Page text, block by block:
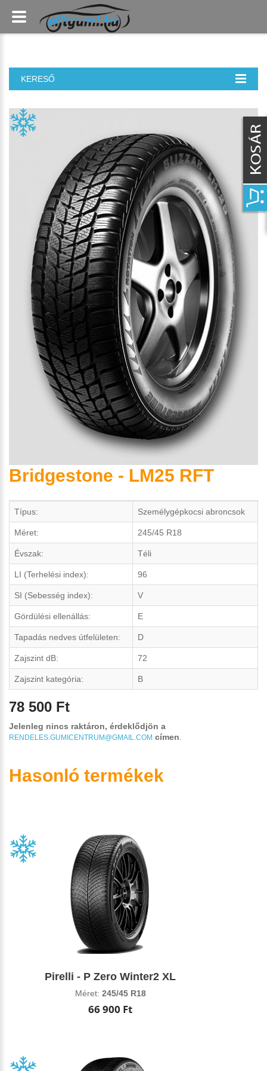
KERESŐ
Bridgestone - LM25 RFT
Típus: Személygépkocsi abroncsok
Méret: 245/45 R18
Évszak: Téli
LI (Terhelési index): 96
SI (Sebesség index): V
Gördülési ellenállás: E
Tapadás nedves útfelületen: D
Zajszint dB: 72
Zajszint kategória: B
78 500 Ft
Jelenleg nincs raktáron, érdeklődjön a
RENDELES.GUMICENTRUM@GMAIL.COM címen
Hasonló termékek
Pirelli - P Zero Winter2 XL
Méret: 245/45 R18
66 900 Ft